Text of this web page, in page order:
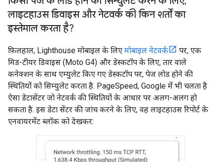
लाइटहाउस डिवाइस और नेटवर्क की किन शर्तों का
इस्तेमाल करता है?
फ़िलहाल, Lighthouse मोबाइल के लिए मोबाइल नेटवर्क
पर, एक
मिड-टीयर डिवाइस (Moto G4) और डेस्कटॉप के लिए, तार वाले
कनेक्शन के साथ एम्युलेट किए गए डेस्कटॉप पर, पेज लोड होने की
स्थितियों को सिम्युलेट करता है. PageSpeed, Google में भी चलता है
ऐसा डेटासेंटर जो नेटवर्क की स्थितियों के आधार पर अलग-अलग हो
सकता है. इस डेटा सेंटर की जांच करने के लिए, वह लाइटहाउस रिपोर्ट के
एनवायरमेंट ब्लॉक को देखकर: